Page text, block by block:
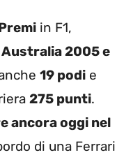
in F1,
2005 e
19 podi e
275 punti.
ancora oggi nel
di una Ferrari